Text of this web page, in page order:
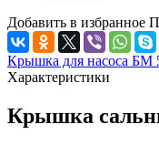
Добавить в избранное
Крышка для насоса БМ
Характеристики
Крышка